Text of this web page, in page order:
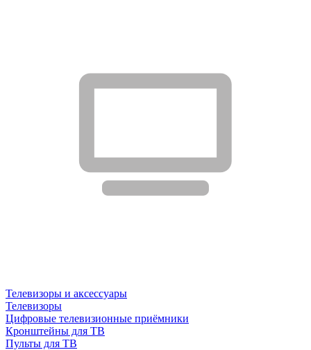
Телевизоры и аксессуары
Телевизоры
Цифровые телевизионные приёмники
Кронштейны для ТВ
Пульты для ТВ